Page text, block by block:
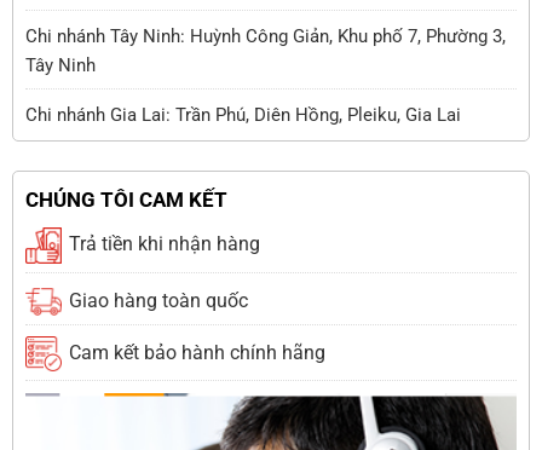
Chi nhánh Tây Ninh: Huỳnh Công Giản, Khu phố 7, Phường 3,
Tây Ninh
Chi nhánh Gia Lai: Trần Phú, Diên Hồng, Pleiku, Gia Lai
CHÚNG TÔI CAM KẾT
Trả tiền khi nhận hàng
Giao hàng toàn quốc
Cam kết bảo hành chính hãng